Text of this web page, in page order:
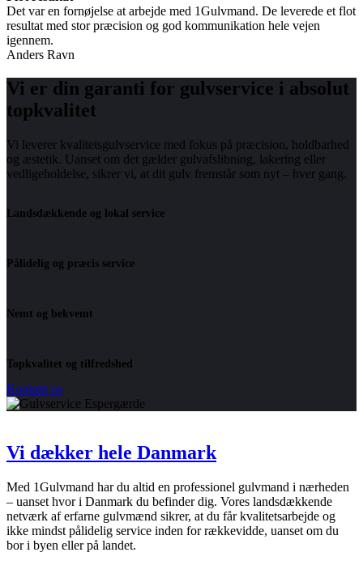
Det var en fornøjelse at arbejde med 1Gulvmand. De leverede et flot
resultat med stor præcision og god kommunikation hele vejen
igennem.
Anders Ravn
Vi er din garanti for gulvservice i absolut
topkvalitet
Vi leverer kvalitetsgulvservice med fokus på præcision, holdbarhed
og æstetik. Uanset om det gælder gulvafslibning, lakering eller
vedligeholdelse, sikrer vi, at dit gulv fremstår som nyt – hver gang.
Landsdækkende og lokal service
Pålidelig og præcis service
Nemt og bekvemt
Topkvalitet og tilfredshed
Kontakt os
Vi dækker hele Danmark
Med 1Gulvmand har du altid en professionel gulvmand i nærheden
– uanset hvor i Danmark du befinder dig. Vores landsdækkende
netværk af erfarne gulvmænd sikrer, at du får kvalitetsarbejde og
ikke mindst pålidelig service inden for rækkevidde, uanset om du
bor i byen eller på landet.